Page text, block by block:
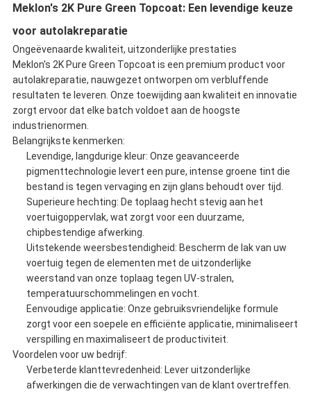
Meklon's 2K Pure Green Topcoat: Een levendige keuze
voor autolakreparatie
Ongeëvenaarde kwaliteit, uitzonderlijke prestaties
Meklon's 2K Pure Green Topcoat is een premium product voor
autolakreparatie, nauwgezet ontworpen om verbluffende
resultaten te leveren. Onze toewijding aan kwaliteit en innovatie
zorgt ervoor dat elke batch voldoet aan de hoogste
industrienormen.
Belangrijkste kenmerken:
Levendige, langdurige kleur: Onze geavanceerde
pigmenttechnologie levert een pure, intense groene tint die
bestand is tegen vervaging en zijn glans behoudt over tijd.
Superieure hechting: De toplaag hecht stevig aan het
voertuigoppervlak, wat zorgt voor een duurzame,
chipbestendige afwerking.
Uitstekende weersbestendigheid: Bescherm de lak van uw
voertuig tegen de elementen met de uitzonderlijke
weerstand van onze toplaag tegen UV-stralen,
temperatuurschommelingen en vocht.
Eenvoudige applicatie: Onze gebruiksvriendelijke formule
zorgt voor een soepele en efficiënte applicatie, minimaliseert
verspilling en maximaliseert de productiviteit.
Voordelen voor uw bedrijf:
Verbeterde klanttevredenheid: Lever uitzonderlijke
afwerkingen die de verwachtingen van de klant overtreffen.